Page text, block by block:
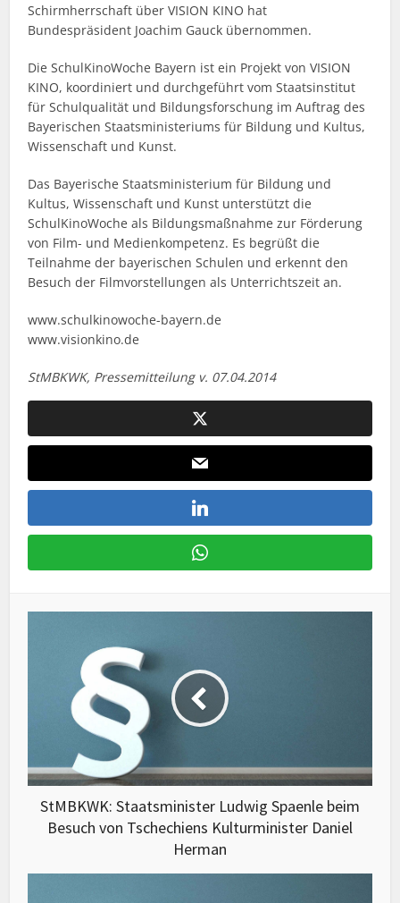
Schirmherrschaft über VISION KINO hat
Bundespräsident Joachim Gauck übernommen.
Die SchulKinoWoche Bayern ist ein Projekt von VISION
KINO, koordiniert und durchgeführt vom Staatsinstitut
für Schulqualität und Bildungsforschung im Auftrag des
Bayerischen Staatsministeriums für Bildung und Kultus,
Wissenschaft und Kunst.
Das Bayerische Staatsministerium für Bildung und
Kultus, Wissenschaft und Kunst unterstützt die
SchulKinoWoche als Bildungsmaßnahme zur Förderung
von Film- und Medienkompetenz. Es begrüßt die
Teilnahme der bayerischen Schulen und erkennt den
Besuch der Filmvorstellungen als Unterrichtszeit an.
www.schulkinowoche-bayern.de
www.visionkino.de
StMBKWK, Pressemitteilung v. 07.04.2014
StMBKWK: Staatsminister Ludwig Spaenle beim
Besuch von Tschechiens Kulturminister Daniel
Herman